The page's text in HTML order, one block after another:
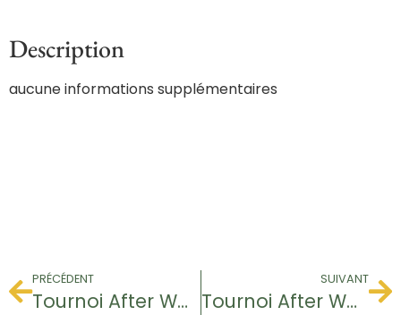
Description
aucune informations supplémentaires
PRÉCÉDENT
Tournoi After Work
SUIVANT
Tournoi After Work